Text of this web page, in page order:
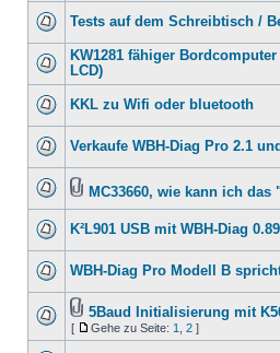
Tests auf dem Schreibtisch /
KW1281 fähiger
LCD)
KKL zu Wifi oder bluetooth
Verkaufe WBH-Diag Pro 2.1
MC33660, wie kann ich
K²L901 USB mit WBH-Diag
WBH-Diag Pro Modell B
5Baud Initialisierung mit
[ Gehe zu Seite: 1 2 ]